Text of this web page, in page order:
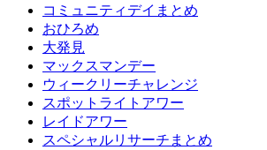
コミュニティデイまとめ
おひろめ
大発見
マックスマンデー
ウィークリーチャレンジ
スポットライトアワー
レイドアワー
スペシャルリサーチまとめ